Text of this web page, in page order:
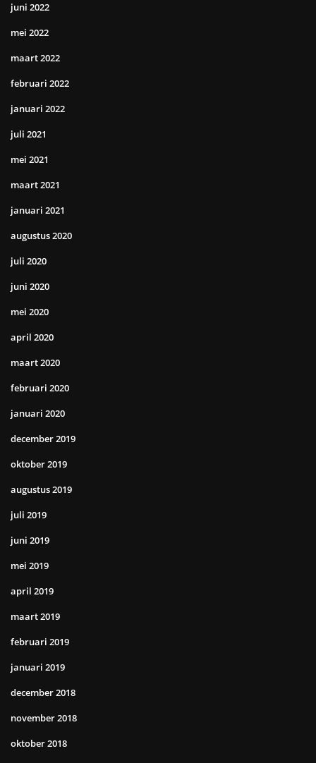
juni 2022
mei 2022
maart 2022
februari 2022
januari 2022
juli 2021
mei 2021
maart 2021
januari 2021
augustus 2020
juli 2020
juni 2020
mei 2020
april 2020
maart 2020
februari 2020
januari 2020
december 2019
oktober 2019
augustus 2019
juli 2019
juni 2019
mei 2019
april 2019
maart 2019
februari 2019
januari 2019
december 2018
november 2018
oktober 2018